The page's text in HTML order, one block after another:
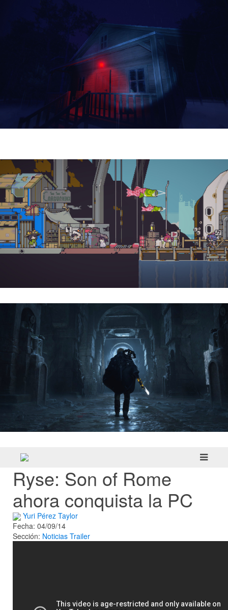
Ryse: Son of Rome
ahora conquista la PC
Yuri Pérez Taylor
Fecha: 04/09/14
Sección: Noticias Trailer